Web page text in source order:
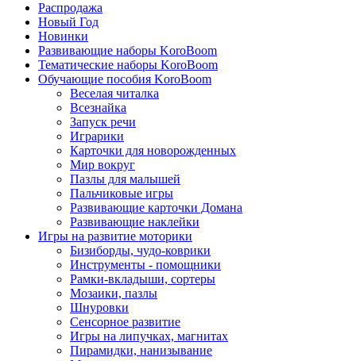
Распродажа
Новый Год
Новинки
Развивающие наборы KoroBoom
Тематические наборы KoroBoom
Обучающие пособия KoroBoom
Веселая читалка
Всезнайка
Запуск речи
Играрики
Карточки для новорожденных
Мир вокруг
Пазлы для малышей
Пальчиковые игры
Развивающие карточки Домана
Развивающие наклейки
Игры на развитие моторики
Бизиборды, чудо-коврики
Инструменты - помощники
Рамки-вкладыши, сортеры
Мозаики, пазлы
Шнуровки
Сенсорное развитие
Игры на липучках, магнитах
Пирамидки, нанизывание